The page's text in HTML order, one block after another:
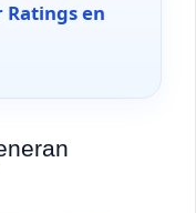
en